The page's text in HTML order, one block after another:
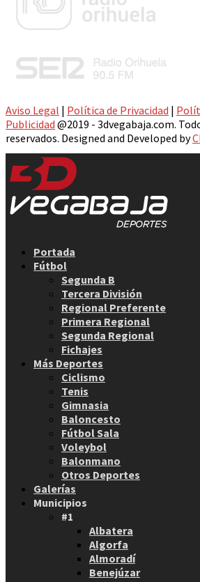
Aviso Legal | Política de Privacidad |
Publicidad @2019 - 3dvegabaja.com.
reservados. Designed and Developed by
Portada
Fútbol
Segunda B
Tercera División
Regional Preferente
Primera Regional
Segunda Regional
Fichajes
Más Deportes
Ciclismo
Tenis
Gimnasia
Baloncesto
Fútbol Sala
Voleybol
Balonmano
Otros Deportes
Galerías
Municipios
#1
Albatera
Algorfa
Almoradí
Benejúzar